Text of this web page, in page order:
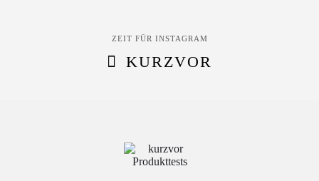
ZEIT FÜR INSTAGRAM
KURZVOR